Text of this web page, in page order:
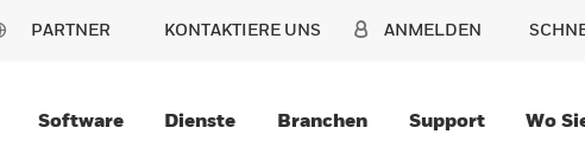
PARTNER KONTAKTIERE UNS ANMELDEN
Software Dienste Branchen Support Wo